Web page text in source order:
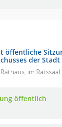
öffentliche
der
Rathaus, im Ratssaal
öffentlich